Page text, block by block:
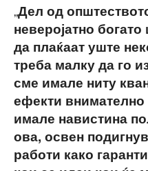
„Дел од
неверојатно
да плаќаат уште
треба малку да го
сме имале ниту
ефекти
имале навистина
ова, освен
работи како